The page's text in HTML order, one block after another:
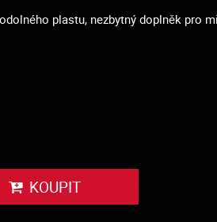
plastu, nezbytný doplněk pro
KOUPIT